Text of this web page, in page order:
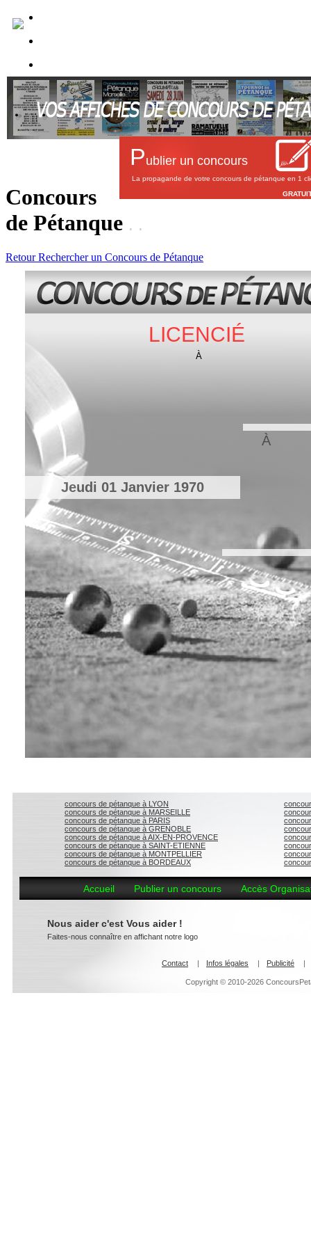
Publier un concours
La propagande de votre concours de pétanque en 1
Concours
de Pétanque . .
RetourRechercher un Concours de Pétanque
LICENCIÉ
Jeudi 01 Janvier 1970
À
À
concours de pétanque à LYON
concours de pétanque à MARSEILLE
concours de pétanque à PARIS
concours de pétanque à GRENOBLE
concours de pétanque à AIX-EN-PROVENCE
concours de pétanque à SAINT-ETIENNE
concours de pétanque à MONTPELLIER
concours de pétanque à BORDEAUX
Accueil Publier un concours Accès
Nous aider c'est Vous aider !
Faites-nous connaître en affichant notre logo
Contact | Infos légales | Publicité |
Copyright © 2010-2026